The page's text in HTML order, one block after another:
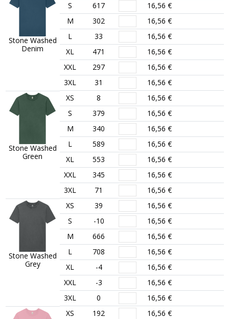
Stone Washed
Denim
S
617
16,56 €
M
302
16,56 €
L
33
16,56 €
XL
471
16,56 €
XXL
297
16,56 €
3XL
31 16,56 €
Stone Washed
Green
XS 8
16,56 €
S
379
16,56 €
M
340
16,56 €
L
589
16,56 €
XL
553
16,56 €
XXL
345
16,56 €
3XL
71 16,56 €
Stone Washed
Grey
XS 39
16,56 €
S
-10
16,56 €
M
666
16,56 €
L
708
16,56 €
XL
-4
16,56 €
XXL
-3
16,56 €
3XL
0
16,56 €
XS
192 16,56 €